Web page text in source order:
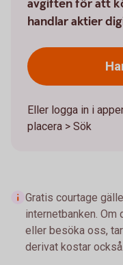
avgiften för att
handlar aktier
Eller logga in i
placera > Sök
Gratis courtage
internetbanken. Om
eller besöka oss,
derivat kostar också.